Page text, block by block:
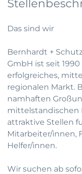
Das sind wir
Bernhardt +
GmbH ist seit 1990
erfolgreiches,
regionalen Markt.
namhaften
mittelstandischen
attraktive Stellen
Mitarbeiter/innen,
Helfer/innen.
Wir suchen ab